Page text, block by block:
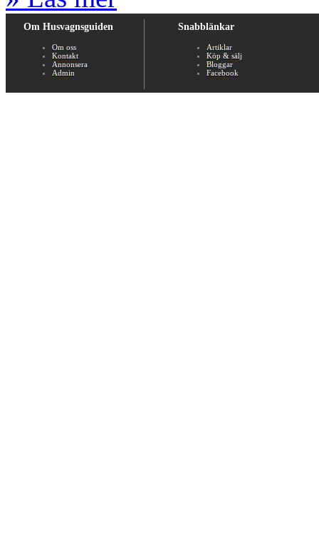
Om Husvagnsguiden
Om oss
Kontakt
Annonsera
Admin
Snabblänkar
Artiklar
Köp & sälj
Bloggar
Facebook